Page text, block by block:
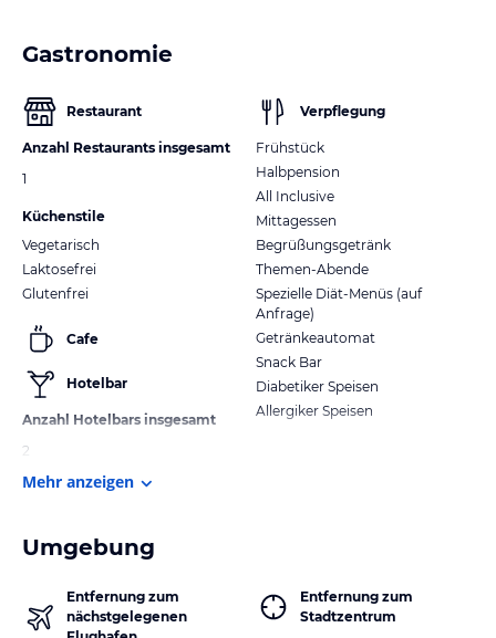
Gastronomie
Restaurant
Anzahl Restaurants insgesamt
1
Küchenstile
Vegetarisch
Laktosefrei
Glutenfrei
Cafe
Hotelbar
Anzahl Hotelbars insgesamt
2
Verpflegung
Frühstück
Halbpension
All Inclusive
Mittagessen
Begrüßungsgetränk
Themen-Abende
Spezielle Diät-Menüs (auf
Anfrage)
Getränkeautomat
Snack Bar
Diabetiker Speisen
Allergiker Speisen
Mehr anzeigen
Umgebung
Entfernung zum
nächstgelegenen
Entfernung zum
Stadtzentrum